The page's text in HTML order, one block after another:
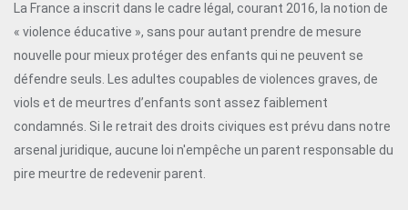
La France a inscrit dans le cadre légal, courant 2016, la notion de
« violence éducative », sans pour autant prendre de mesure
nouvelle pour mieux protéger des enfants qui ne peuvent se
défendre seuls. Les adultes coupables de violences graves, de
viols et de meurtres d’enfants sont assez faiblement
condamnés. Si le retrait des droits civiques est prévu dans notre
arsenal juridique, aucune loi n'empêche un parent responsable du
pire meurtre de redevenir parent.